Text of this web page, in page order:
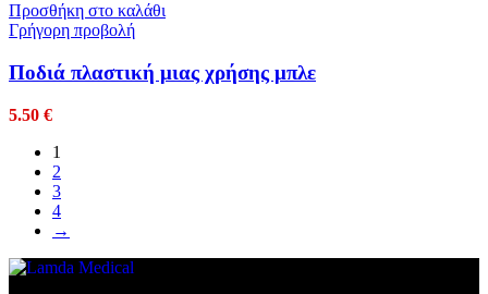
Προσθήκη στο καλάθι
Γρήγορη προβολή
Ποδιά πλαστική μιας χρήσης μπλε
5.50 €
1
2
3
4
→